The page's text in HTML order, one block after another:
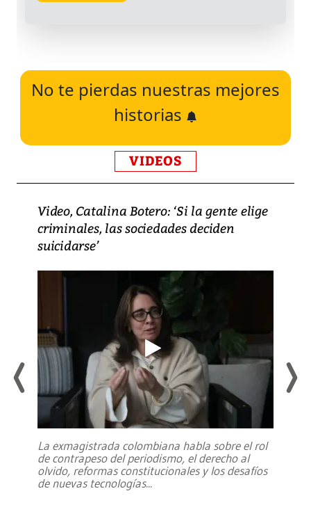
No te pierdas nuestras mejores
historias
VIDEOS
Video, Catalina Botero: ‘Si la gente elige
criminales, las sociedades deciden
suicidarse’
La exmagistrada colombiana habla sobre el rol
de contrapeso del periodismo, el derecho al
olvido, reformas constitucionales y los desafíos
de nuevas tecnologías...